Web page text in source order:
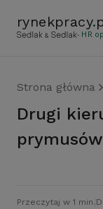
rynekpracy.
- HR
Strona główna
Drugi kierunek tylko dla
prymusów
Przeczytaj w 1 min.